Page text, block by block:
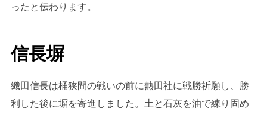
ったと伝わります。
信長塀
織田信長は桶狭間の戦いの前に熱田社に戦勝祈願し、勝
利した後に塀を寄進しました。土と石灰を油で練り固め